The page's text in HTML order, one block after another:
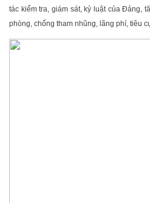
tác kiểm tra, giám sát, kỷ luật của Đảng,
phòng, chống tham nhũng, lãng phí, tiêu